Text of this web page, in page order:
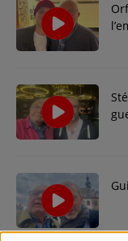
Contact
Contact
Régie Publicitaire
Fréquences